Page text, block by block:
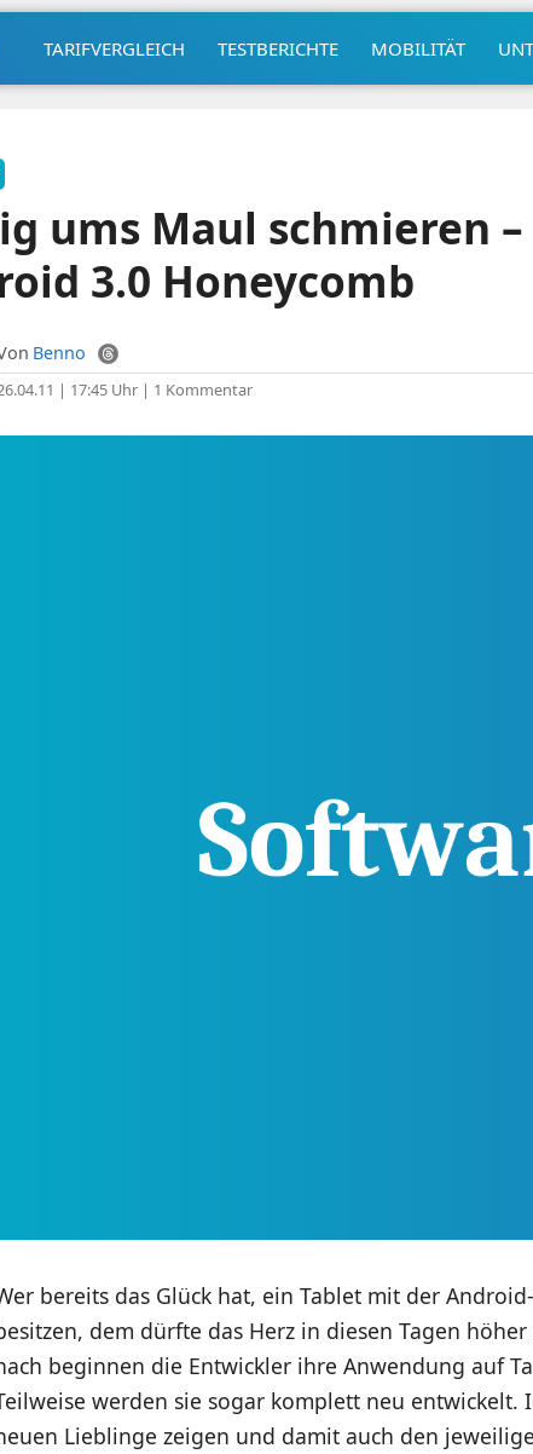
TARIFVERGLEICH TESTBERICHTE MOBILITÄT
ums Maul schmieren
3.0 Honeycomb
Benno
| 17:45 Uhr| 1 Kommentar
bereits das Glück hat, ein Tablet mit der
dem dürfte das Herz in diesen Tagen
beginnen die Entwickler ihre Anwendung auf
werden sie sogar komplett neu entwickelt.
Lieblinge zeigen und damit auch den